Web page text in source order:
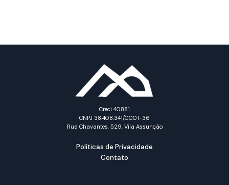
Creci 40881
CNPJ 38.408.341/0001-36
Rua Chavantes, 529, Vila Assunção
Políticas de Privacidade
Contato